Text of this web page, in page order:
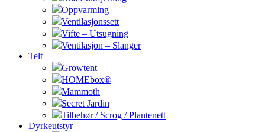
Oppvarming
Ventilasjonssett
Vifte – Utsugning
Ventilasjon – Slanger
Telt
Growtent
HOMEbox®
Mammoth
Secret Jardin
Tilbehør / Scrog / Plantenett
Dyrkeutstyr